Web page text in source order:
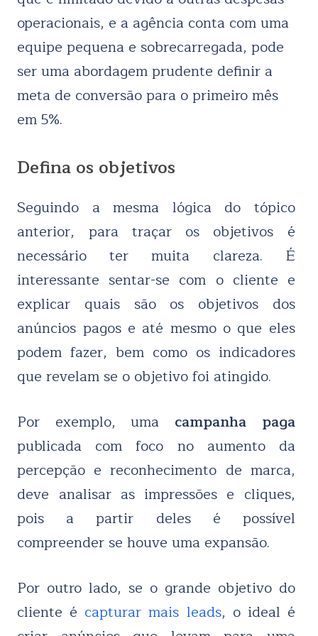
operacionais, e a agência conta com uma
equipe pequena e sobrecarregada, pode
ser uma abordagem prudente definir a
meta de conversão para o primeiro mês
em 5%.
Defina os objetivos
Seguindo a mesma lógica do tópico
anterior, para traçar os objetivos é
necessário ter muita clareza. É
interessante sentar-se com o cliente e
explicar quais são os objetivos dos
anúncios pagos e até mesmo o que eles
podem fazer, bem como os indicadores
que revelam se o objetivo foi atingido.
Por exemplo, uma campanha paga
publicada com foco no aumento da
percepção e reconhecimento de marca,
deve analisar as impressões e cliques,
pois a partir deles é possível
compreender se houve uma expansão.
Por outro lado, se o grande objetivo do
cliente é capturar mais leads, o ideal é